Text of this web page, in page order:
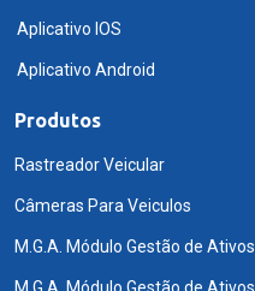
Aplicativo IOS
Aplicativo Android
Produtos
Rastreador Veicular
Câmeras Para Veiculos
M.G.A. Módulo Gestão de Ativos